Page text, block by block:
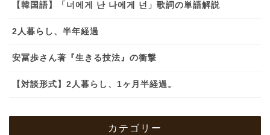
【韓国語】「너에게 난 나에게 넌」歌詞の単語解説
2人暮らし、半年経過
安冨歩さん著『生きる技法』の衝撃
【対談形式】2人暮らし、1ヶ月半経過。
カテゴリー